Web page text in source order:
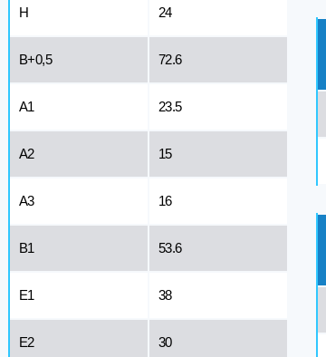
H 24
B+0,5 72.6
A1 23.5
A2 15
A3 16
B1 53.6
E1 38
E2 30